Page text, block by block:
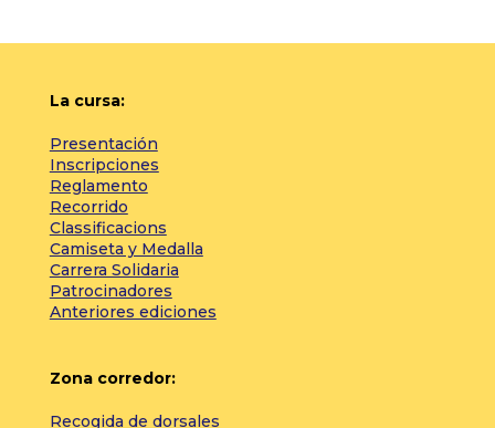
La cursa:
Presentación
Inscripciones
Reglamento
Recorrido
Classificacions
Camiseta y Medalla
Carrera Solidaria
Patrocinadores
Anteriores ediciones
Zona corredor:
Recogida de dorsales